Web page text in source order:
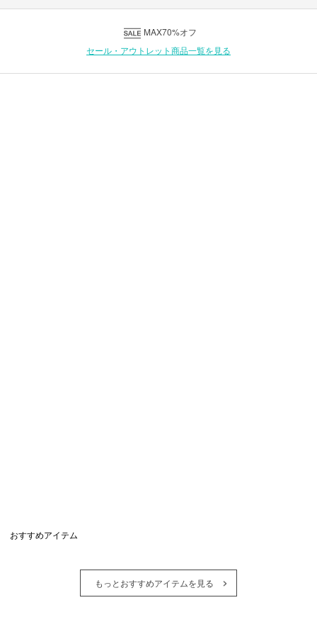
MAX70%オフ
セール・アウトレット商品一覧を見る
おすすめアイテム
もっとおすすめアイテムを見る